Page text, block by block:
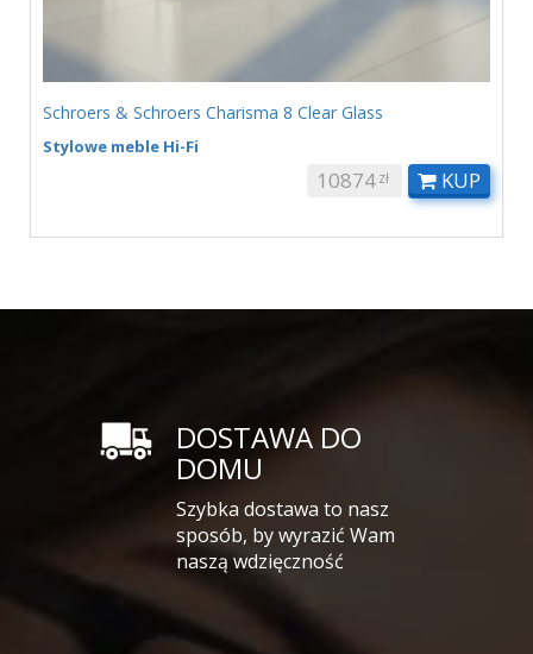
Schroers & Schroers Charisma 8 Clear Glass
Stylowe meble Hi-Fi
KUP
10874zł
DOSTAWA DO
DOMU
Szybka dostawa to nasz
sposób, by wyrazić Wam
naszą wdzięczność